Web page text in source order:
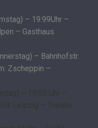
– 19:99Uhr –
– Gasthaus
– Bahnhofstr.
Zscheppin –